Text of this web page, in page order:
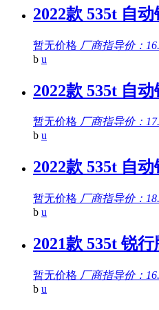
2022款 535t 自
暂无价格 厂商指导价：
b u
2022款 535t 自
暂无价格 厂商指导价：
b u
2022款 535t 自
暂无价格 厂商指导价：
b u
2021款 535t 锐行
暂无价格 厂商指导价：
b u